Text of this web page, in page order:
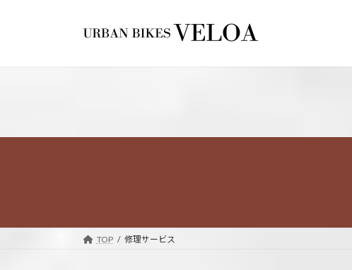
TOP 修理サービス